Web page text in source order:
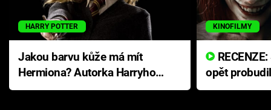
HARRY POTTER
Jakou barvu kůže má mít
Hermiona? Autorka Harryho
Pottera přišla s ráznou
KINOFILMY
opět
přichází s